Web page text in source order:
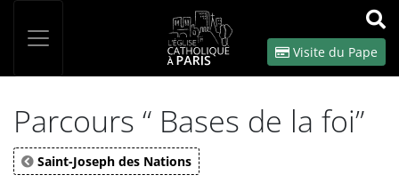
OK
Visite du Pape
Parcours “ Bases de la foi”
Saint-Joseph des Nations
Panneau de gestion des cookies